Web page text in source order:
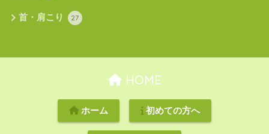
首・肩こり 27
HOME
ホーム 初めての方へ